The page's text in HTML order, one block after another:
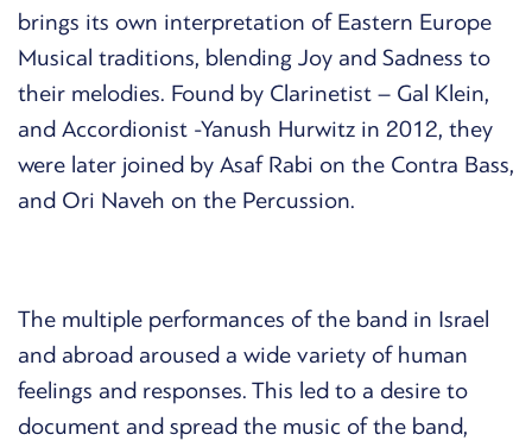
brings its own interpretation of Eastern Europe
Musical traditions, blending Joy and Sadness to
their melodies. Found by Clarinetist – Gal Klein,
and Accordionist -Yanush Hurwitz in 2012, they
were later joined by Asaf Rabi on the Contra Bass,
and Ori Naveh on the Percussion.
The multiple performances of the band in Israel
and abroad aroused a wide variety of human
feelings and responses. This led to a desire to
document and spread the music of the band,